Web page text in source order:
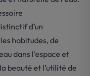
d’un
habitudes, de
dans l’espace et
beauté et l’utilité de